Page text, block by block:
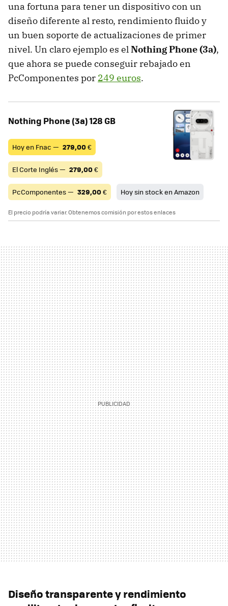
una fortuna para tener un dispositivo con un
diseño diferente al resto, rendimiento fluido y
un buen soporte de actualizaciones de primer
nivel. Un claro ejemplo es elNothing Phone (3a),
que ahora se puede conseguir rebajado en
PcComponentes por 249 euros.
Nothing Phone (3a) 128 GB
Hoy en Fnac — 279,00€
El Corte Inglés — 279,00€
PcComponentes — 329,00€ Hoy sin stock en Amazon
El precio podría variar. Obtenemos comisión por estos enlaces
Diseño transparente y rendimiento